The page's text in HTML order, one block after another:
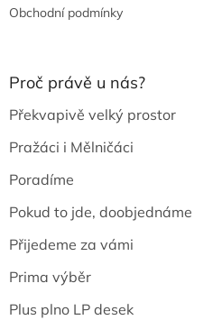
Obchodní podmínky
Proč právě u nás?
Překvapivě velký prostor
Pražáci i Mělničáci
Poradíme
Pokud to jde, doobjednáme
Přijedeme za vámi
Prima výběr
Plus plno LP desek